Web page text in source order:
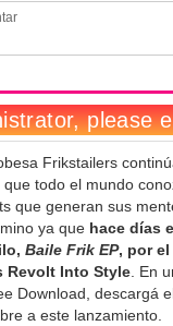
Frikstailers
que todo el mundo
que generan sus
ya que hace días
Baile Frik EP, por
Revolt Into Style. En
Download, descargá
a este lanzamiento.